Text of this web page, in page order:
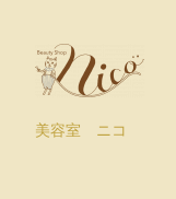
美容室 ニコ